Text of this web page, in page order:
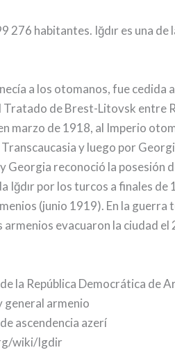
276 habitantes.​ Iğdır es una
a los otomanos, fue
Tratado de Brest-Litovsk entre
marzo de 1918, al Imperio
y luego por
Georgia reconoció la posesión
Iğdır por los turcos a finales
(junio 1919). En la
evacuaron la ciudad
la República Democrática de
general armenio
ascendencia azerí
wiki/Igdir